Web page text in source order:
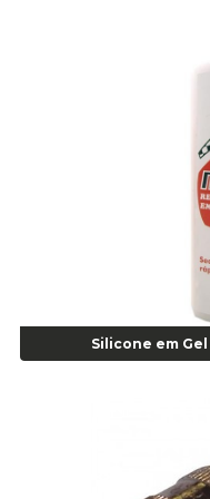
Alicate de Pressão Gedore -
Alicate para Abracadeira 3/
Alicate para Anéis
Alicate para Anéis Internos
Alicate para Anéis Tipo
Alicate para
Alicate para trava de
Alicate Universal 8" Gedore -
Anel Centralizador Fiat 4
Anel Centralizador Ford
Anel Centralizador
Anel Centralizador Renault
Anel Centralizador Toyota
Silicone em